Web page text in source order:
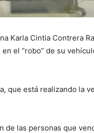
Karla Cintia Contrera
el “robo” de su
que está realizando la
de las personas que